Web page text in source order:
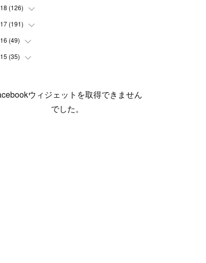
(4)
(3)
(5
(6)
(4)
(6
(3
(5)
(1)
(3)
(1
(6
(9 )
(5)
(3)
(3
(2
(9)
(7)
(4
(3
(1)
(2)
(6
(7
(126)
(6)
(12
)
(7
(191)
(12
)
(11
)
(49)
(2
(35)
ウィジェットを取得できません
でした。